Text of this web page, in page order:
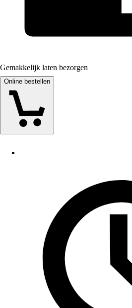
Gemakkelijk laten bezorgen
Online bestellen